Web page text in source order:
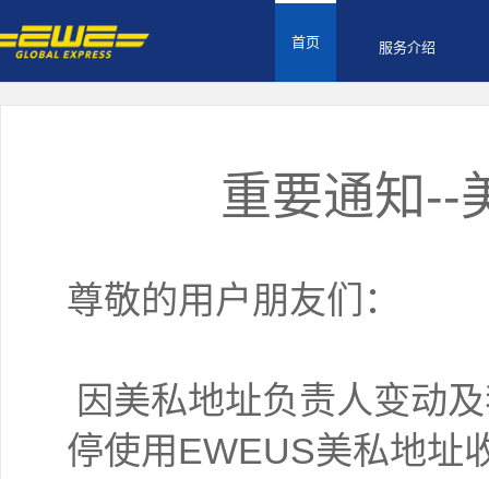
首页 服务介绍
重要通知--
尊敬的用户朋友们：
因美私地址负责人变动
停使用EWEUS美私地址